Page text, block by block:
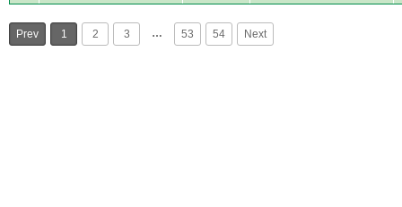
Prev 1 2 3 … 53 54 Next